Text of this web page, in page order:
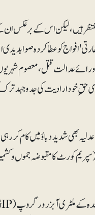
ہیں، لیکن اس کے برعکس
' افواج کو عطا کردہ
عدالت قتل، معصوم
حقِ خودارادیت کی جدوجہد
بھی شدید دباؤ میں کام کر
کورٹ کا مقبوضہ جموں و